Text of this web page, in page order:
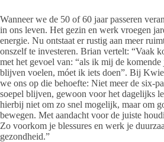
Wanneer we de 50 of 60 jaar passeren
in ons leven. Het gezin en werk vroegen
energie. Nu ontstaat er rustig aan meer
onszelf te investeren. Brian vertelt: “Vaak
met het gevoel van: “als ik mij de
blijven voelen, móet ik iets doen”. Bij
we ons op die behoefte: Niet meer de six-
soepel blijven, gewoon voor het dagelijks
hierbij niet om zo snel mogelijk, maar om
bewegen. Met aandacht voor de juiste
Zo voorkom je blessures en werk je
gezondheid.”